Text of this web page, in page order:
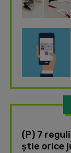
(P) 7
știe orice